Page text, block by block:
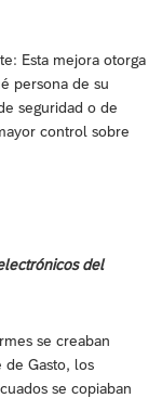
Esta mejora otorga
persona de su
seguridad o de
control sobre
del
se creaban
de Gasto, los
se copiaban